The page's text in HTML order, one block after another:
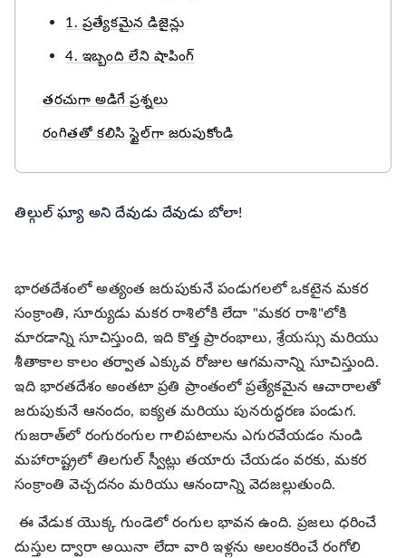
1. ప్రత్యేకమైన డిజైన్లు
4. ఇబ్బంది లేని షాపింగ్
తరచుగా అడిగే ప్రశ్నలు
రంగితతో కలిసి స్టైల్‌గా జరుపుకోండి
తిల్గుల్ ఘ్యా అని దేవుడు దేవుడు బోలా!
భారతదేశంలో అత్యంత జరుపుకునే పండుగలలో ఒకటైన మకర
సంక్రాంతి, సూర్యుడు మకర రాశిలోకి లేదా "మకర రాశి"లోకి
మారడాన్ని సూచిస్తుంది, ఇది కొత్త ప్రారంభాలు, శ్రేయస్సు మరియు
శీతాకాల కాలం తర్వాత ఎక్కువ రోజుల ఆగమనాన్ని సూచిస్తుంది.
ఇది భారతదేశం అంతటా ప్రతి ప్రాంతంలో ప్రత్యేకమైన ఆచారాలతో
జరుపుకునే ఆనందం, ఐక్యత మరియు పునరుద్ధరణ పండుగ.
గుజరాత్‌లో రంగురంగుల గాలిపటాలను ఎగురవేయడం నుండి
మహారాష్ట్రలో తిలగుల్ స్వీట్లు తయారు చేయడం వరకు, మకర
సంక్రాంతి వెచ్చదనం మరియు ఆనందాన్ని వెదజల్లుతుంది.
ఈ వేడుక యొక్క గుండెలో రంగుల భావన ఉంది. ప్రజలు ధరించే
దుస్తుల ద్వారా అయినా లేదా వారి ఇళ్లను అలంకరించే రంగోలి